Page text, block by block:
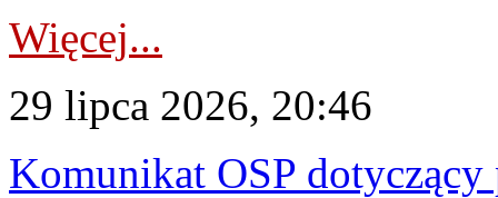
Więcej...
29 lipca 2026, 20:46
Komunikat OSP